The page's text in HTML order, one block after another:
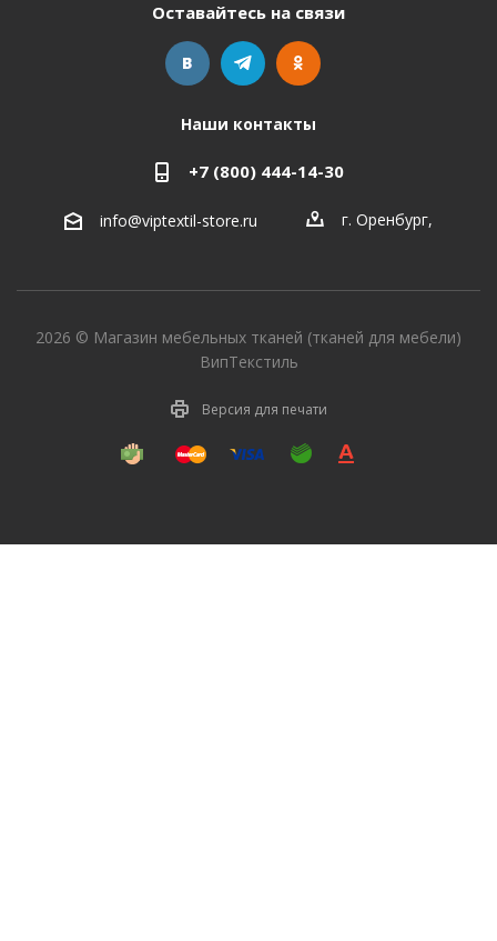
Оставайтесь на связи
Наши контакты
+7 (800) 444-14-30
info@viptextil-store.ru г. Оренбург,
2026 © Магазин мебельных тканей (тканей для мебели)
ВипТекстиль
Версия для печати